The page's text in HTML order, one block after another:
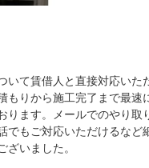
いて賃借人と直接対応いた
もりから施工完了まで最速
ります。メールでのやり取
でもご対応いただけるなど
いました。